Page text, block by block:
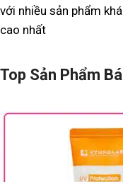
với nhiều sản phẩm
cao nhất
Top Sản Phẩm